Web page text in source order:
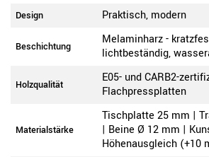
Design Praktisch, modern
Beschichtung
Melaminharz -
lichtbeständig,
Holzqualität
E05- und CARB2-
Flachpressplatten
Materialstärke
Tischplatte 25 mm |
| Beine Ø 12 mm |
Höhenausgleich (+10